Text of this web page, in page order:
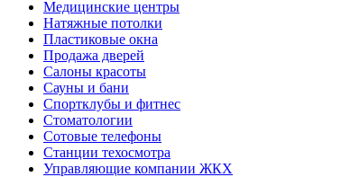
Медицинские центры
Натяжные потолки
Пластиковые окна
Продажа дверей
Салоны красоты
Сауны и бани
Спортклубы и фитнес
Стоматологии
Сотовые телефоны
Станции техосмотра
Управляющие компании ЖКХ